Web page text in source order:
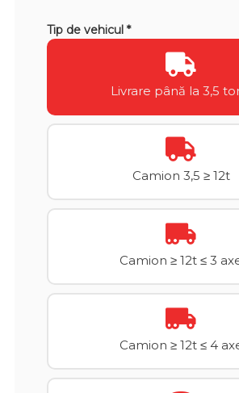
Tip de vehicul *
Livrare până la 3,5
Camion 3,5 ≥ 12t
Camion ≥ 12t ≤ 3
Camion ≥ 12t ≤ 4